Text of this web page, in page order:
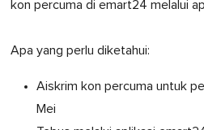
kon percuma di emart24 melalui
Apa yang perlu diketahui:
Aiskrim kon percuma untuk
Mei